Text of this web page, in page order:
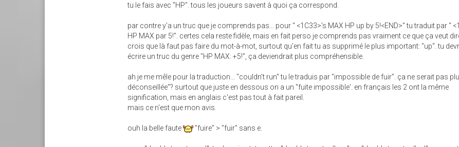
tu le fais avec "HP". tous les joueurs savent à quoi ça correspond.
par contre y'a un truc que je comprends pas... pour " <1C33>'s MAX HP up by 5!<END>" tu traduit par "
HP MAX par 5!". certes cela reste fidèle, mais en fait perso je comprends pas vraiment ce que ça veut
crois que là faut pas faire du mot-à-mot, surtout qu'en fait tu as supprimé le plus important: "up". tu
écrire un truc du genre "HP MAX: +5!", ça deviendrait plus compréhensible.
ah je me mêle pour la traduction... "couldn't run" tu le traduis par "impossible de fuir". ça ne serait pas
déconseillée"? surtout que juste en dessous on a un "fuite impossible'. en français les 2 ont la même
signification, mais en anglais c'est pas tout à fait pareil.
mais ce n'est que mon avis.
ouh la belle faute "fuire" > "fuir" sans e.